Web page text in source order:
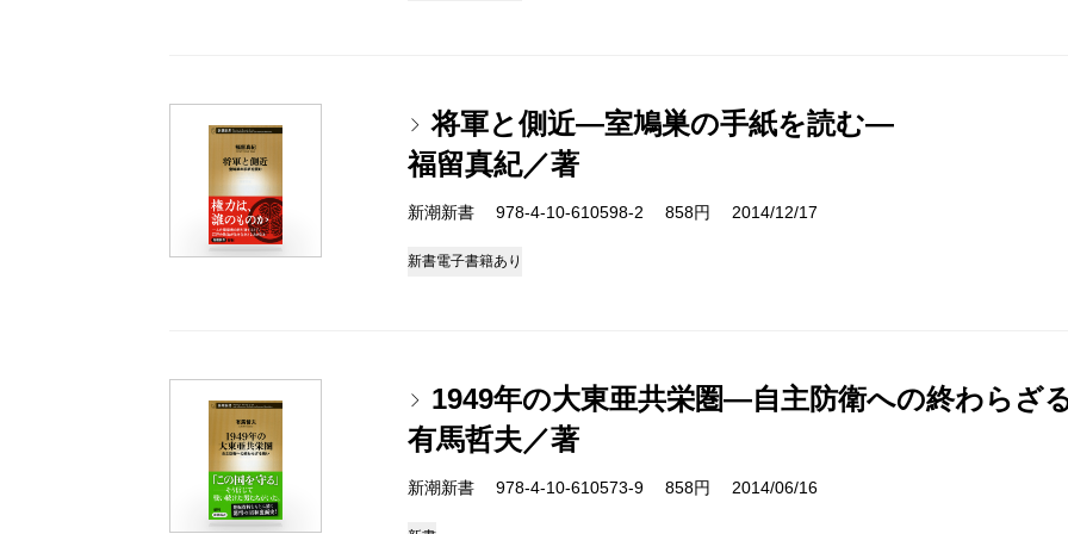
将軍と側近―室鳩巣の手紙を読む―
福留真紀／著
新潮新書 978-4-10-610598-2 858円 2014/12/17
新書電子書籍あり
1949年の大東亜共栄圏―自主防衛への終わらざ
有馬哲夫／著
新潮新書 978-4-10-610573-9 858円 2014/06/16